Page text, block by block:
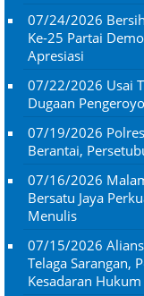
07/24/2026
Ke-25 Partai
Apresiasi
07/22/2026 Usai
Dugaan
07/19/2026
Berantai,
07/16/2026
Bersatu Jaya
Menulis
07/15/2026
Telaga Sarangan,
Kesadaran